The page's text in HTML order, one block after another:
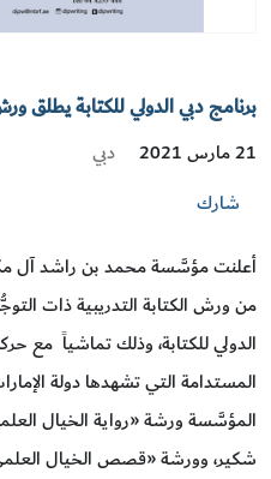
برنامج دبي الدولي للكتابة يطلق
21 مارس 2021
دبي
شارك
أعلنت مؤسَّسة محمد بن راشد آل
من ورش الكتابة التدريبية ذات
الدولي للكتابة، وذلك تماشياً مع
المستدامة التي تشهدها دولة
المؤسَّسة ورشة «رواية الخيال
شكير، وورشة «قصص الخيال العلمي